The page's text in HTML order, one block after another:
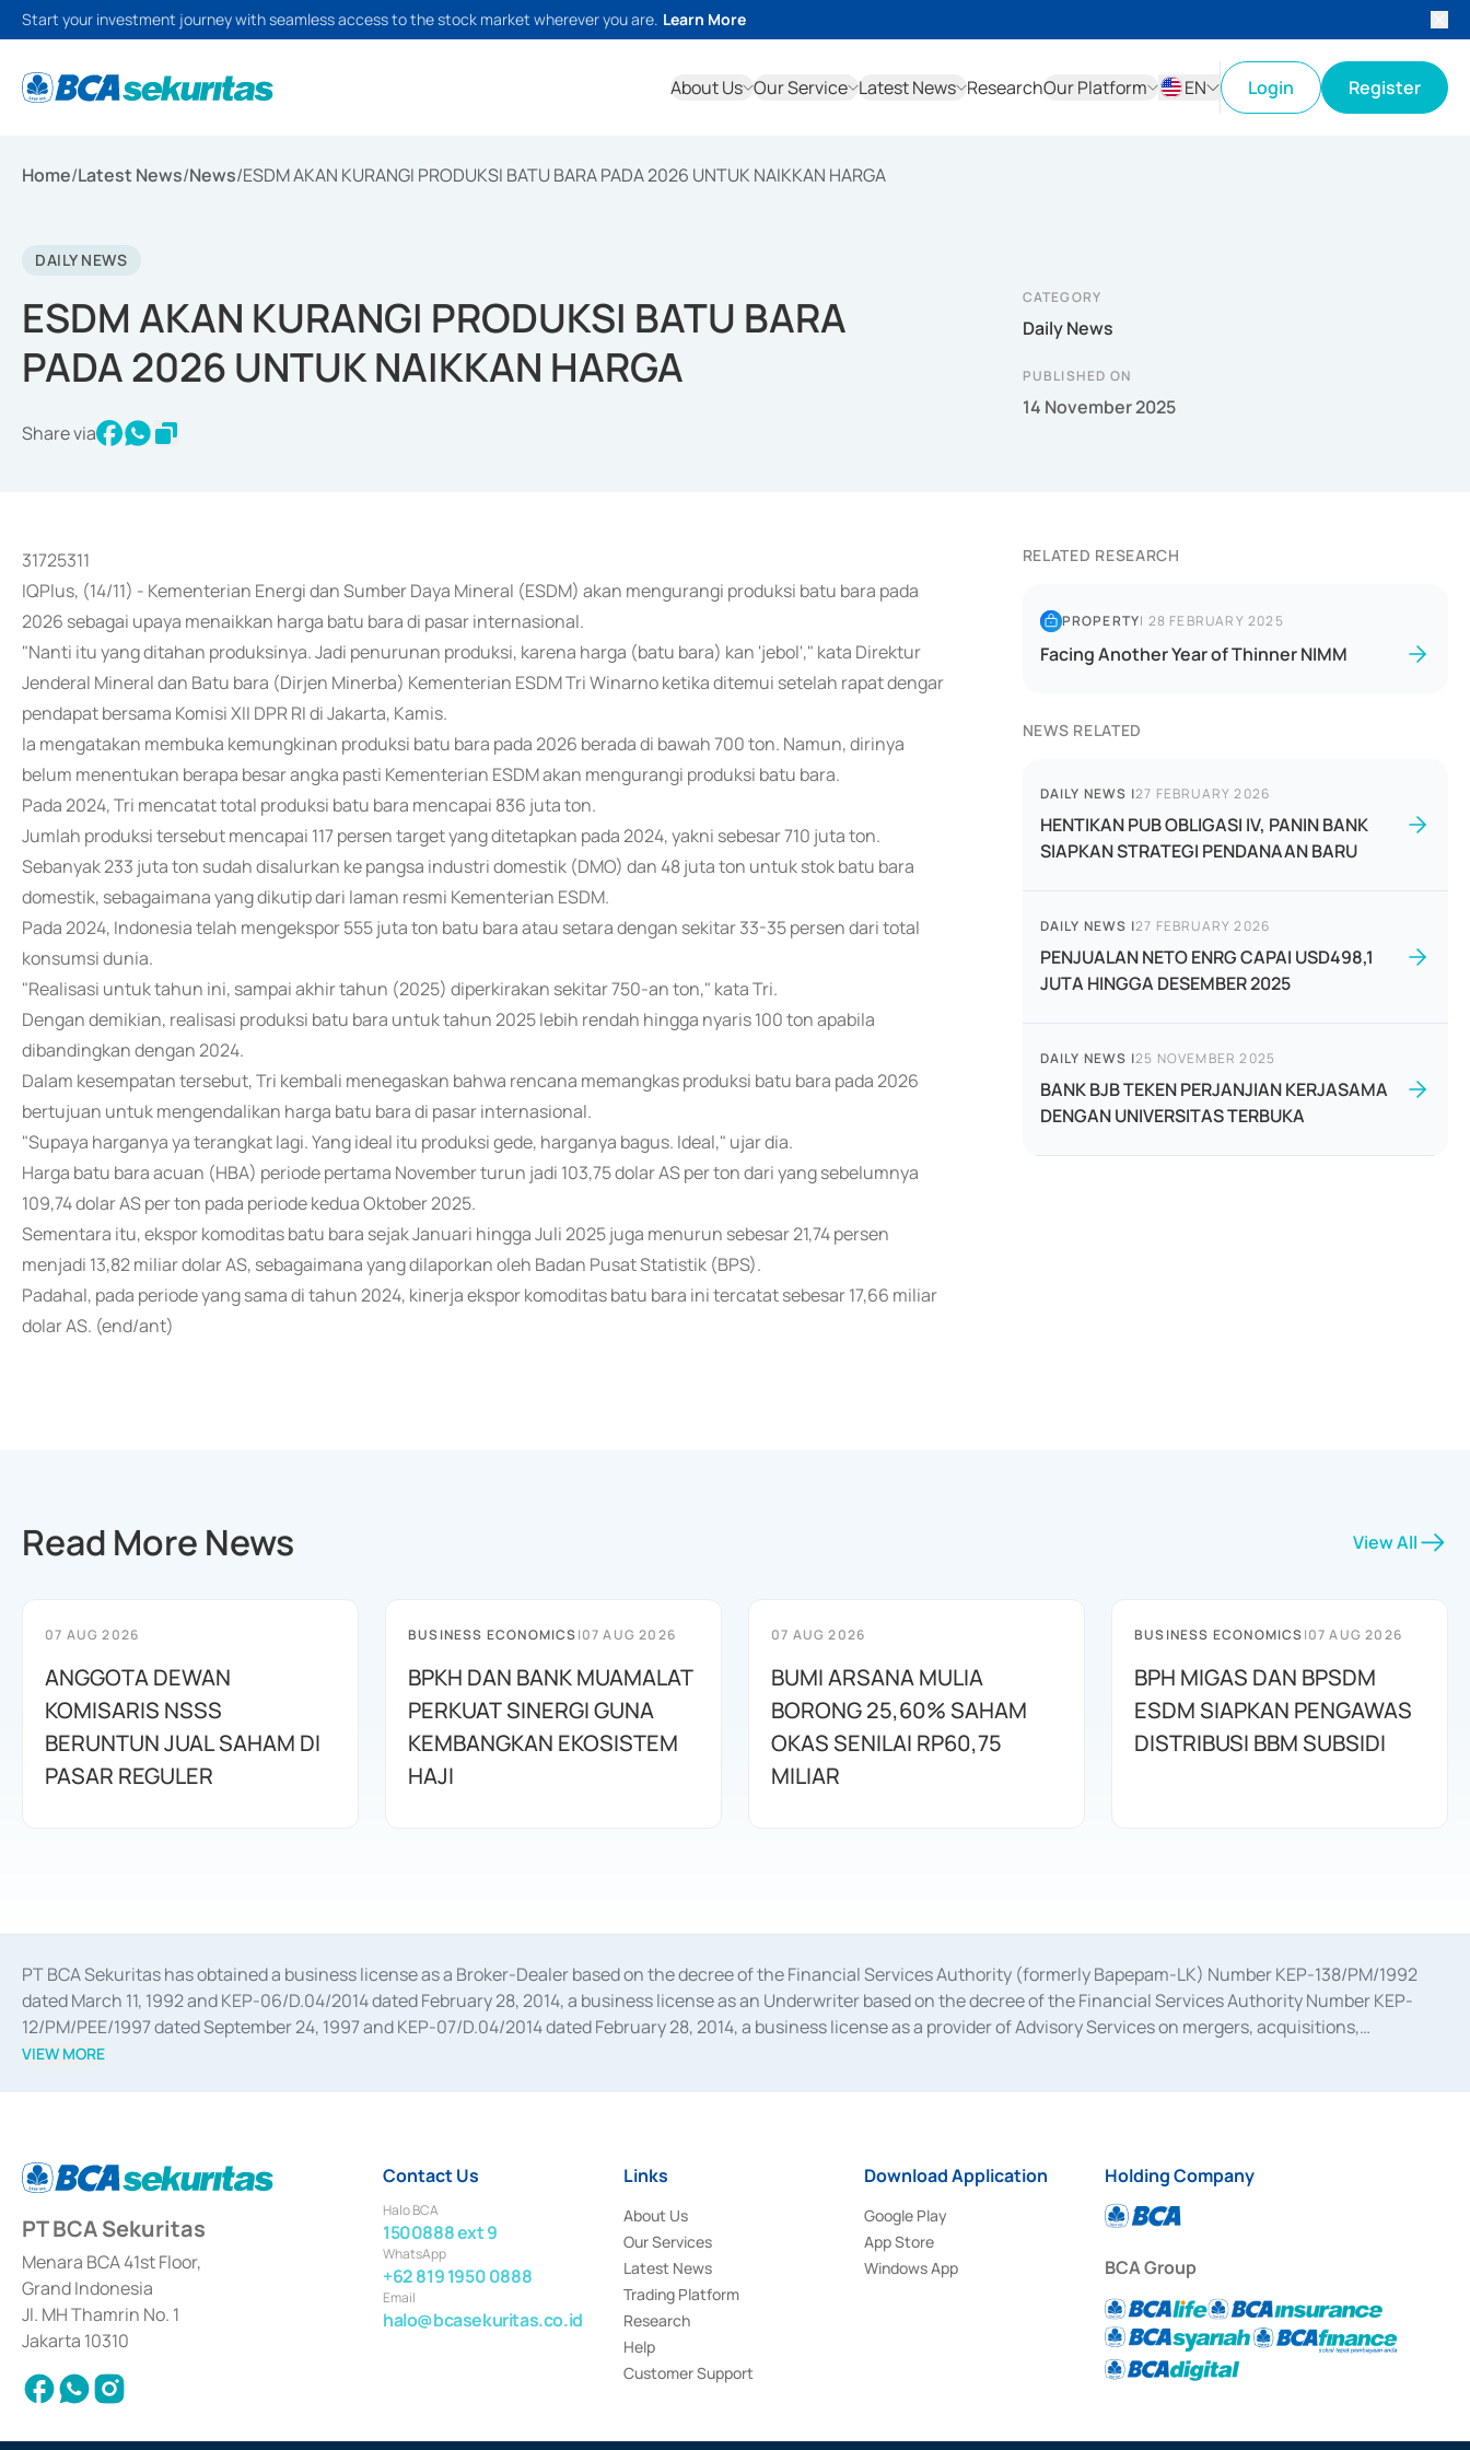
Start your investment journey with seamless access to the stock market wherever you are. Learn More
About Us Our Service Latest News ResearchOur Platform
EN
Login Register
Home/Latest News/News/ESDM AKAN KURANGI PRODUKSI BATU BARA PADA 2026 UNTUK NAIKKAN HARGA
DAILY NEWS
ESDM AKAN KURANGI PRODUKSI BATU BARA
PADA 2026 UNTUK NAIKKAN HARGA
Share via
CATEGORY
Daily News
PUBLISHED ON
14 November 2025
31725311
IQPlus, (14/11) - Kementerian Energi dan Sumber Daya Mineral (ESDM) akan mengurangi produksi batu bara pada
2026 sebagai upaya menaikkan harga batu bara di pasar internasional.
"Nanti itu yang ditahan produksinya. Jadi penurunan produksi, karena harga (batu bara) kan 'jebol'," kata Direktur
Jenderal Mineral dan Batu bara (Dirjen Minerba) Kementerian ESDM Tri Winarno ketika ditemui setelah rapat dengar
pendapat bersama Komisi XII DPR RI di Jakarta, Kamis.
Ia mengatakan membuka kemungkinan produksi batu bara pada 2026 berada di bawah 700 ton. Namun, dirinya
belum menentukan berapa besar angka pasti Kementerian ESDM akan mengurangi produksi batu bara.
Pada 2024, Tri mencatat total produksi batu bara mencapai 836 juta ton.
Jumlah produksi tersebut mencapai 117 persen target yang ditetapkan pada 2024, yakni sebesar 710 juta ton.
Sebanyak 233 juta ton sudah disalurkan ke pangsa industri domestik (DMO) dan 48 juta ton untuk stok batu bara
domestik, sebagaimana yang dikutip dari laman resmi Kementerian ESDM.
Pada 2024, Indonesia telah mengekspor 555 juta ton batu bara atau setara dengan sekitar 33-35 persen dari total
konsumsi dunia.
"Realisasi untuk tahun ini, sampai akhir tahun (2025) diperkirakan sekitar 750-an ton," kata Tri.
Dengan demikian, realisasi produksi batu bara untuk tahun 2025 lebih rendah hingga nyaris 100 ton apabila
dibandingkan dengan 2024.
Dalam kesempatan tersebut, Tri kembali menegaskan bahwa rencana memangkas produksi batu bara pada 2026
bertujuan untuk mengendalikan harga batu bara di pasar internasional.
"Supaya harganya ya terangkat lagi. Yang ideal itu produksi gede, harganya bagus. Ideal," ujar dia.
Harga batu bara acuan (HBA) periode pertama November turun jadi 103,75 dolar AS per ton dari yang sebelumnya
109,74 dolar AS per ton pada periode kedua Oktober 2025.
Sementara itu, ekspor komoditas batu bara sejak Januari hingga Juli 2025 juga menurun sebesar 21,74 persen
menjadi 13,82 miliar dolar AS, sebagaimana yang dilaporkan oleh Badan Pusat Statistik (BPS).
Padahal, pada periode yang sama di tahun 2024, kinerja ekspor komoditas batu bara ini tercatat sebesar 17,66 miliar
dolar AS. (end/ant)
RELATED RESEARCH
PROPERTY| 28 FEBRUARY 2025
Facing Another Year of Thinner NIMM
NEWS RELATED
DAILY NEWS |27 FEBRUARY 2026
HENTIKAN PUB OBLIGASI IV, PANIN BANK
SIAPKAN STRATEGI PENDANAAN BARU
DAILY NEWS |27 FEBRUARY 2026
PENJUALAN NETO ENRG CAPAI USD498,1
JUTA HINGGA DESEMBER 2025
DAILY NEWS |25 NOVEMBER 2025
BANK BJB TEKEN PERJANJIAN KERJASAMA
DENGAN UNIVERSITAS TERBUKA
Read More News View All
07 AUG 2026
ANGGOTA DEWAN
KOMISARIS NSSS
BERUNTUN JUAL SAHAM DI
PASAR REGULER
BUSINESS ECONOMICS|07 AUG 2026
BPKH DAN BANK MUAMALAT
PERKUAT SINERGI GUNA
KEMBANGKAN EKOSISTEM
HAJI
07 AUG 2026
BUMI ARSANA MULIA
BORONG 25,60% SAHAM
OKAS SENILAI RP60,75
MILIAR
BUSINESS ECONOMICS|07 AUG 2026
BPH MIGAS DAN BPSDM
ESDM SIAPKAN PENGAWAS
DISTRIBUSI BBM SUBSIDI
PT BCA Sekuritas has obtained a business license as a Broker-Dealer based on the decree of the Financial Services Authority (formerly Bapepam-LK) Number KEP-138/PM/1992
dated March 11, 1992 and KEP-06/D.04/2014 dated February 28, 2014, a business license as an Underwriter based on the decree of the Financial Services Authority Number KEP-
12/PM/PEE/1997 dated September 24, 1997 and KEP-07/D.04/2014 dated February 28, 2014, a business license as a provider of Advisory Services on mergers, acquisitions,
divestments, and joint ventures based on the decree of the Financial Services Authority Number S-67/PM.21/2014 dated February 28, 2014, a business license as a provider of
Settlement of Commercial Paper Transactions whose license was issued in 2018.
VIEW MORE
PT BCA Sekuritas
Menara BCA 41st Floor,
Grand Indonesia
Jl. MH Thamrin No. 1
Jakarta 10310
Contact Us
Halo BCA
1500888 ext 9
WhatsApp
+62 819 1950 0888
Email
halo@bcasekuritas.co.id
Links
About Us
Our Services
Latest News
Trading Platform
Research
Help
Customer Support
Download Application
Google Play
App Store
Windows App
Holding Company
BCA Group